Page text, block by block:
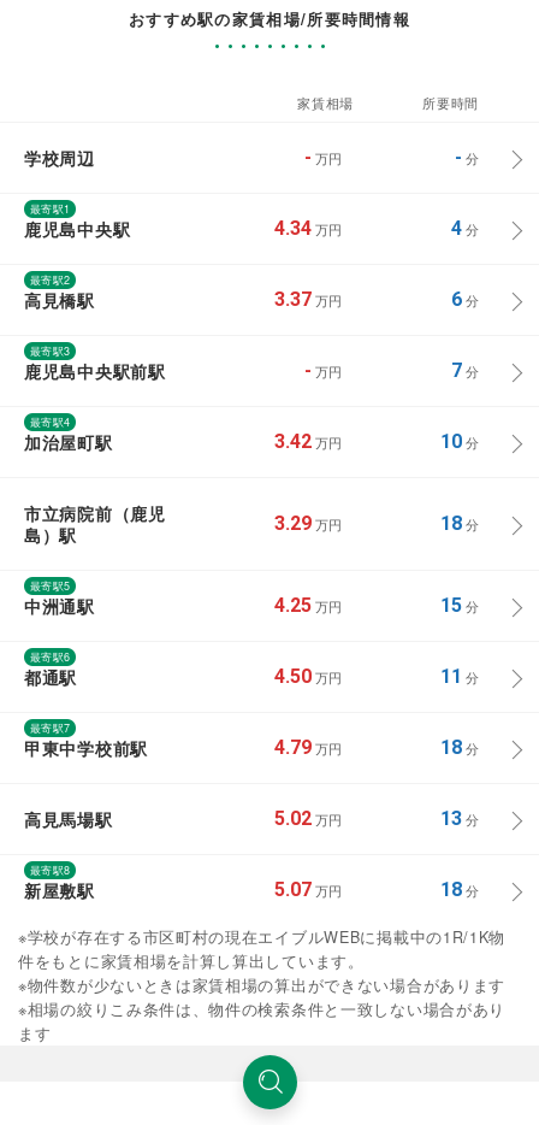
おすすめ駅の家賃相場/所要時間情報
家賃相場 所要時間
学校周辺 - 万円 - 分
最寄駅1
鹿児島中央駅 4.34 万円 4分
最寄駅2
高見橋駅 3.37 万円 6分
最寄駅3
鹿児島中央駅前駅 - 万円 7分
最寄駅4
加治屋町駅 3.42 万円 10分
市立病院前（鹿児
島）駅
3.29 万円 18分
最寄駅5
中洲通駅 4.25 万円 15分
最寄駅6
都通駅 4.50 万円 11 分
最寄駅7
甲東中学校前駅 4.79 万円 18分
高見馬場駅 5.02 万円 13分
最寄駅8
新屋敷駅 5.07 万円 18分
※学校が存在する市区町村の現在エイブルWEBに掲載中の1R/1K物
件をもとに家賃相場を計算し算出しています。
※物件数が少ないときは家賃相場の算出ができない場合があります
※相場の絞りこみ条件は、物件の検索条件と一致しない場合があり
ます